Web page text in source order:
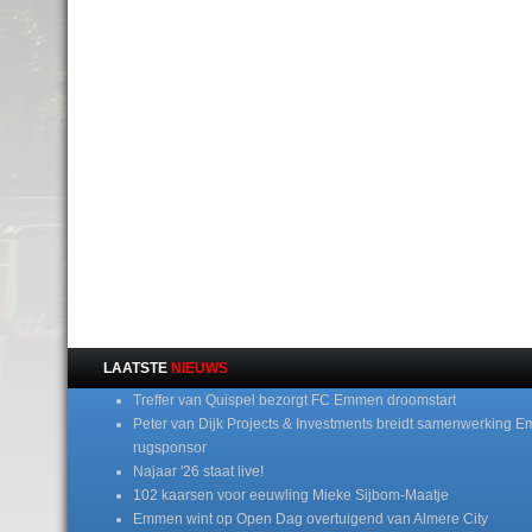
LAATSTE NIEUWS
Treffer van Quispel bezorgt FC Emmen droomstart
Peter van Dijk Projects & Investments breidt samenwerking
rugsponsor
Najaar '26 staat live!
102 kaarsen voor eeuwling Mieke Sijbom-Maatje
Emmen wint op Open Dag overtuigend van Almere City